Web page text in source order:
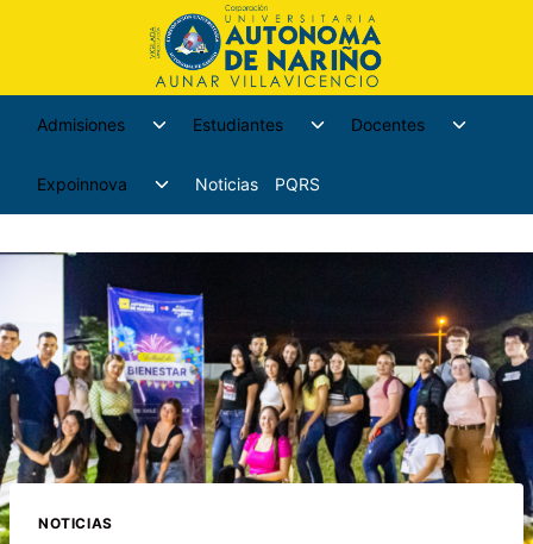
Admisiones Estudiantes Docentes
Expoinnova Noticias PQRS
NOTICIAS